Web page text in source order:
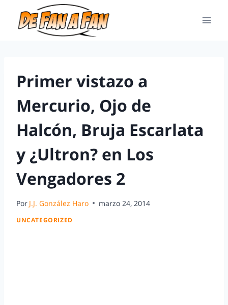
Primer vistazo a
Mercurio, Ojo de
Halcón, Bruja Escarlata
y ¿Ultron? en Los
Vengadores 2
Por J.J. González Haro marzo 24, 2014
UNCATEGORIZED